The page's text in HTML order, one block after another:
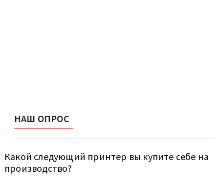
НАШ ОПРОС
Какой следующий принтер вы купите себе на
производство?